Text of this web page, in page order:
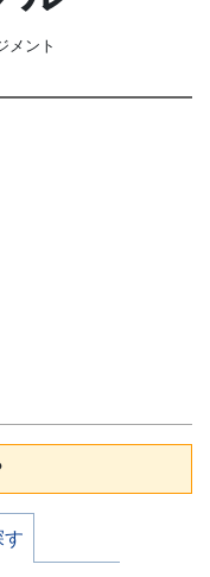
メント